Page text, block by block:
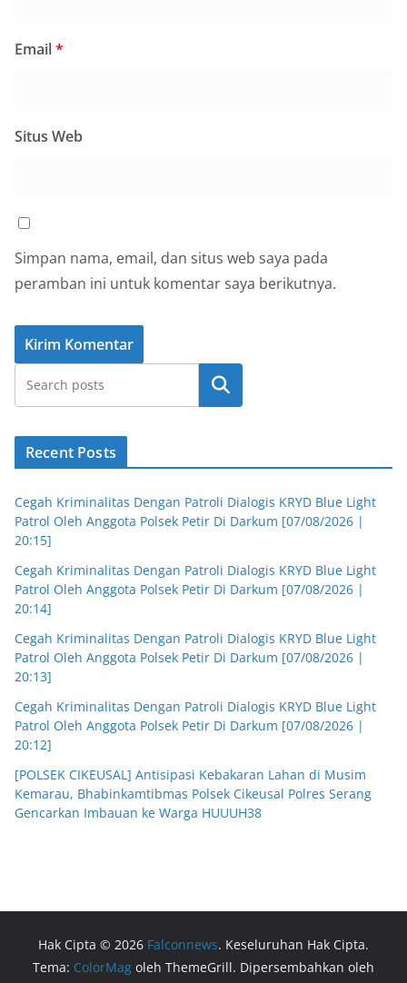
Email*
Situs Web
Simpan nama, email, dan situs web saya pada
peramban ini untuk komentar saya berikutnya.
Cari
Recent Posts
Cegah Kriminalitas Dengan Patroli Dialogis KRYD Blue Light
Patrol Oleh Anggota Polsek Petir Di Darkum [07/08/2026 |
20:15]
Cegah Kriminalitas Dengan Patroli Dialogis KRYD Blue Light
Patrol Oleh Anggota Polsek Petir Di Darkum [07/08/2026 |
20:14]
Cegah Kriminalitas Dengan Patroli Dialogis KRYD Blue Light
Patrol Oleh Anggota Polsek Petir Di Darkum [07/08/2026 |
20:13]
Cegah Kriminalitas Dengan Patroli Dialogis KRYD Blue Light
Patrol Oleh Anggota Polsek Petir Di Darkum [07/08/2026 |
20:12]
[POLSEK CIKEUSAL] Antisipasi Kebakaran Lahan di Musim
Kemarau, Bhabinkamtibmas Polsek Cikeusal Polres Serang
Gencarkan Imbauan ke Warga HUUUH38
Hak Cipta © 2026 Falconnews. Keseluruhan Hak Cipta.
Tema: ColorMag oleh ThemeGrill. Dipersembahkan oleh